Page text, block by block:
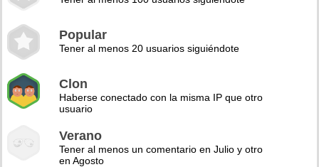
Popular
Tener al menos 20 usuarios siguiéndote
Clon
Haberse conectado con la misma IP que otro
usuario
Verano
Tener al menos un comentario en Julio y otro
en Agosto